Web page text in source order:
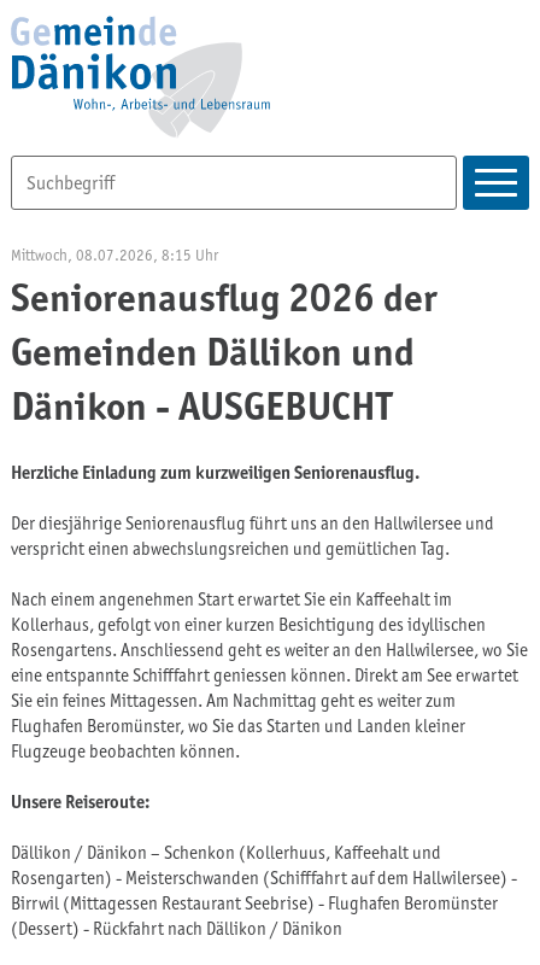
Seniorenausflug 2026 der
Gemeinden Dällikon und
Dänikon - AUSGEBUCHT
Mittwoch, 08.07.2026 , 8:15 Uhr
Herzliche Einladung zum kurzweiligen Seniorenausflug.
Der diesjährige Seniorenausflug führt uns an den Hallwilersee und
verspricht einen abwechslungsreichen und gemütlichen Tag.
Nach einem angenehmen Start erwartet Sie ein Kaffeehalt im
Kollerhaus, gefolgt von einer kurzen Besichtigung des idyllischen
Rosengartens. Anschliessend geht es weiter an den Hallwilersee, wo Sie
eine entspannte Schifffahrt geniessen können. Direkt am See erwartet
Sie ein feines Mittagessen. Am Nachmittag geht es weiter zum
Flughafen Beromünster, wo Sie das Starten und Landen kleiner
Flugzeuge beobachten können.
Unsere Reiseroute:
Dällikon / Dänikon – Schenkon (Kollerhuus, Kaffeehalt und
Rosengarten) - Meisterschwanden (Schifffahrt auf dem Hallwilersee) -
Birrwil (Mittagessen Restaurant Seebrise) - Flughafen Beromünster
(Dessert) - Rückfahrt nach Dällikon / Dänikon